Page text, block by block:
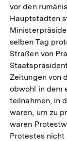
vor den
Hauptstädten
selben Tag
Straßen von
Zeitungen von
obwohl in dem
teilnahmen, in
waren, um zu
waren
Protestes nicht